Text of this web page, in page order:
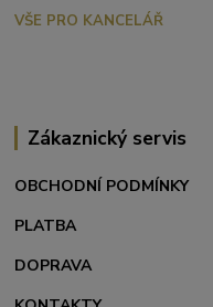
VŠE PRO KANCELÁŘ
Zákaznický servis
OBCHODNÍ PODMÍNKY
PLATBA
DOPRAVA